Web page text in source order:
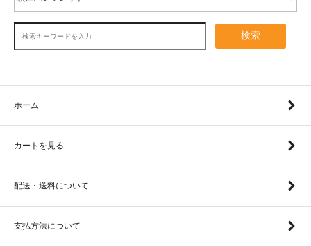
検索
ホーム
カートを見る
配送・送料について
支払方法について